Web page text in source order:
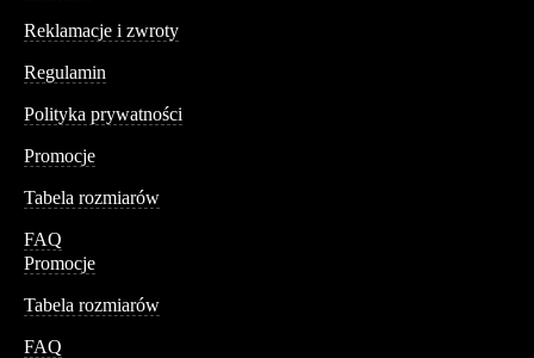
Reklamacje i zwroty
Regulamin
Polityka prywatności
Promocje
Tabela rozmiarów
FAQ
Promocje
Tabela rozmiarów
FAQ